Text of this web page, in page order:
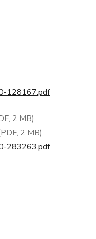
128167.pdf
2 MB)
2 MB)
283263.pdf